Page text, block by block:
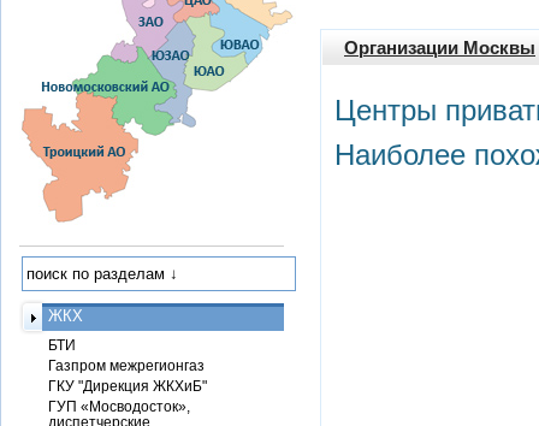
Организации Москвы
Центры
Наиболее
ЖКХ
БТИ
Газпром межрегионгаз
ГКУ "Дирекция ЖКХиБ"
ГУП «Мосводосток»,
диспетчерские